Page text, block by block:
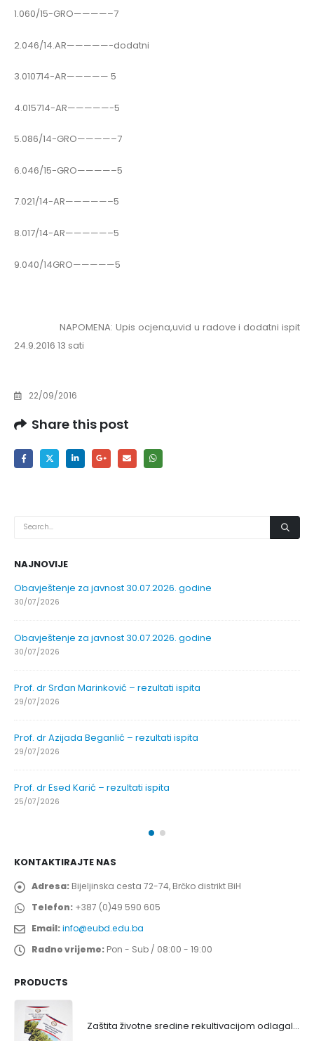
1.060/15-GRO————–7
2.046/14.AR—————-dodatni
3.010714-AR————— 5
4.015714-AR—————-5
5.086/14-GRO————–7
6.046/15-GRO————–5
7.021/14-AR—————–5
8.017/14-AR—————–5
9.040/14GRO—————5
NAPOMENA: Upis ocjena,uvid u radove i dodatni ispit
24.9.2016 13 sati
22/09/2016
Share this post
NAJNOVIJE
Obavještenje za javnost 30.07.2026. godine
30/07/2026
Obavještenje za javnost 30.07.2026. godine
30/07/2026
Prof. dr Srđan Marinković – rezultati ispita
29/07/2026
Prof. dr Azijada Beganlić – rezultati ispita
29/07/2026
Prof. dr Esed Karić – rezultati ispita
25/07/2026
KONTAKTIRAJTE NAS
Adresa: Bijeljinska cesta 72-74, Brčko distrikt BiH
Telefon: +387 (0)49 590 605
Email:info@eubd.edu.ba
Radno vrijeme: Pon - Sub / 08:00 - 19:00
PRODUCTS
Zaštita životne sredine rekultivacijom odlagališta